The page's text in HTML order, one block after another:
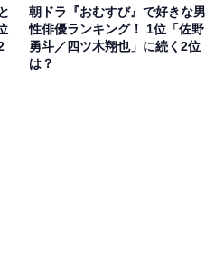
朝ドラ『おむすび』で好きな男
性俳優ランキング！ 1位「佐野
勇斗／四ツ木翔也」に続く2位
は？